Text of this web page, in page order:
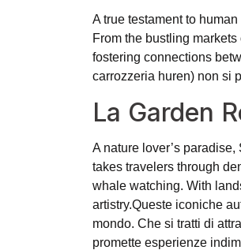
A true testament to
From the bustling
fostering connections
carrozzeria huren) non si
La Garden
A nature lover’s
takes travelers through
whale watching. With
artistry.Queste iconiche
mondo. Che si tratti di
promette esperienze